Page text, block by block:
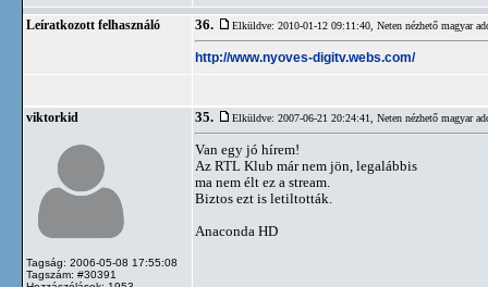
Leíratkozott felhasználó 36. Elküldve: 2010-01-12 09:11:40, Neten nézhető magyar
http://www.nyoves-digitv.webs.com/
viktorkid
Tagság: 2006-05-08 17:55:08
Tagszám: #30391
35. Elküldve: 2007-06-21 20:24:41, Neten nézhető magyar
Van egy jó hírem!
Az RTL Klub már nem jön, legalábbis
ma nem élt ez a stream.
Biztos ezt is letiltották.
Anaconda HD